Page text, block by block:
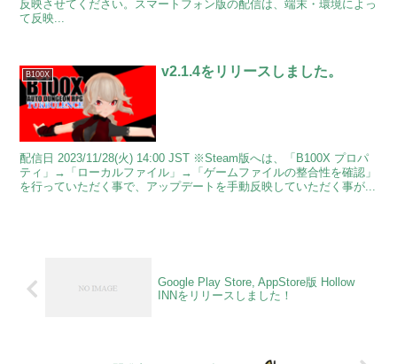
反映させてください。スマートフォン版の配信は、端末・環境によっ
て反映...
B100X v2.1.4をリリースしました。
配信日 2023/11/28(火) 14:00 JST ※Steam版へは、「B100X プロパ
ティ」→「ローカルファイル」→「ゲームファイルの整合性を確認」
を行っていただく事で、アップデートを手動反映していただく事が...
Google Play Store, AppStore版 Hollow
INNをリリースしました！